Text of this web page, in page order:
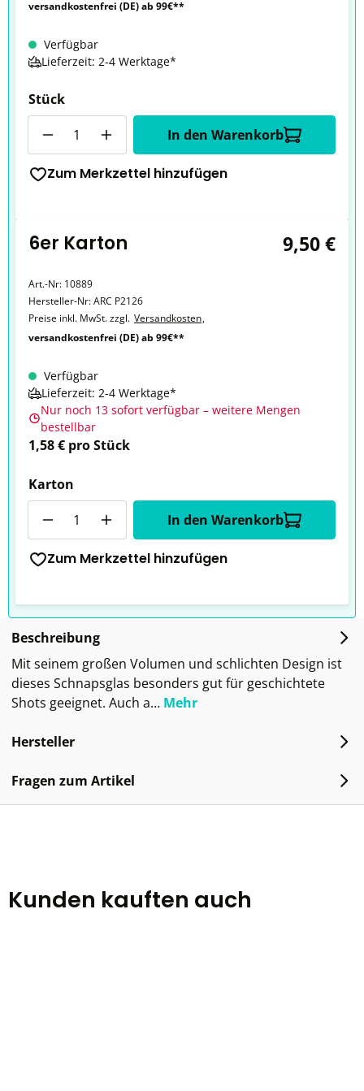
versandkostenfrei (DE) ab 99€**
Verfügbar
Lieferzeit: 2-4 Werktage*
Stück
In den Warenkorb
Zum Merkzettel hinzufügen
6er Karton 9,50 €
Art.-Nr: 10889
Hersteller-Nr:ARC P2126
Preise inkl. MwSt. zzgl. Versandkosten,
versandkostenfrei (DE) ab 99€**
Verfügbar
Lieferzeit: 2-4 Werktage*
Nur noch 13 sofort verfügbar – weitere Mengen
bestellbar
1,58 € pro Stück
Karton
In den Warenkorb
Zum Merkzettel hinzufügen
Beschreibung
Mit seinem großen Volumen und schlichten Design ist
dieses Schnapsglas besonders gut für geschichtete
Shots geeignet. Auch a… Mehr
Hersteller
Fragen zum Artikel
Kunden kauften auch